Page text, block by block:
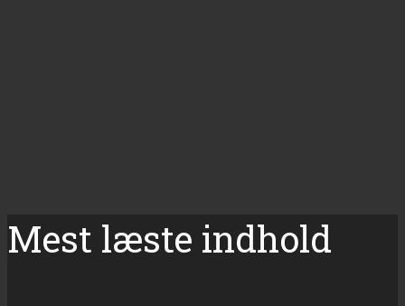
Mest læste indhold